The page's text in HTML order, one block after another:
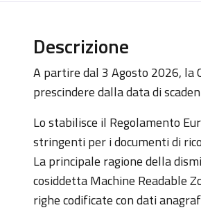
Descrizione
A partire dal 3 Agosto 2026, la
prescindere dalla data di
Lo stabilisce il Regolamento
stringenti per i documenti di
La principale ragione della
cosiddetta Machine Readable
righe codificate con dati